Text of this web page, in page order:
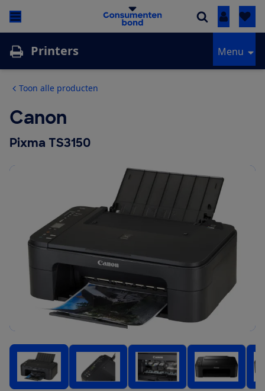
Inloggen
Printers Menu
Toon alle producten
Canon
Pixma TS3150